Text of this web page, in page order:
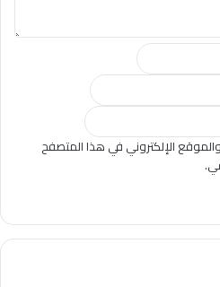
الإلكتروني في هذا المتصفح